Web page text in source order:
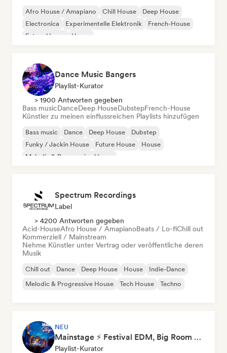
Afro House / Amapiano Chill House
Deep House
Electronica
Experimentelle Elektronik
French-House
Future House
House
Dance Music Bangers
Playlist-Kurator
> 1900 Antworten gegeben
Bass musicDanceDeep HouseDubstepFrench-House
Künstler zu meinen einflussreichen Playlists hinzufügen
Bass music Dance Deep House
Dubstep
Funky / Jackin House
Future House
House
Melodic & Progressive House
Spectrum Recordings
Label
> 4200 Antworten gegeben
Acid-HouseAfro House / AmapianoBeats / Lo-fiChill out
Kommerziell / Mainstream
Nehme Künstler unter Vertrag oder veröffentliche deren
Musik
Chill out Dance Deep House House
Indie-Dance
Melodic & Progressive House
Tech House Techno
NEU
Mainstage ⚡ Festival EDM, Big Room & House Anthems
Playlist-Kurator